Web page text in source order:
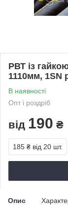
РВТ із
1110мм, 1SN
В наявності
Опт і роздріб
від 190 ₴
185 ₴ від 20 шт.
Опис